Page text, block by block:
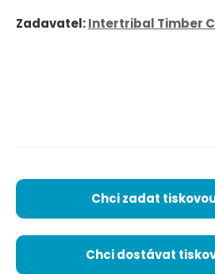
Zadavatel:Intertribal Timber
Chci zadat
Chci dostávat